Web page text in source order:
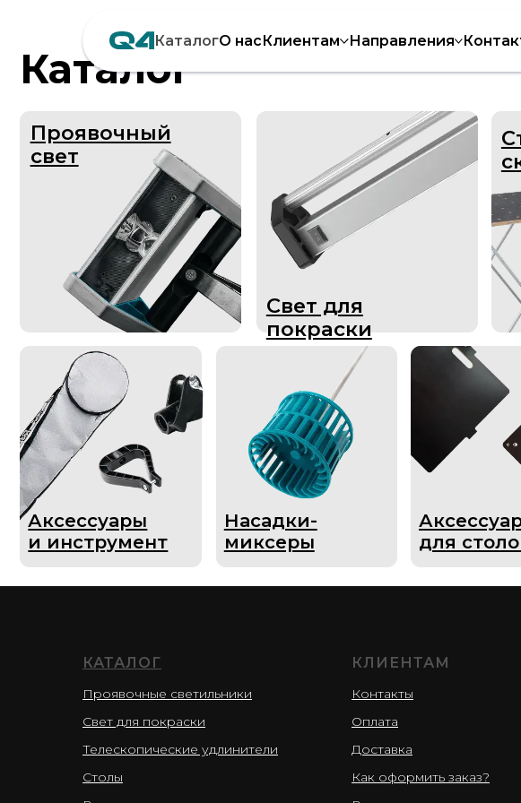
КаталогО насКлиентам Направления
Каталог
свет
Свет для
покраски
Столы
Аксессуары
и инструмент
Насадки-
миксеры
Аксессуары
КАТАЛОГ
Проявочные светильники
Свет для покраски
Телескопические удлинители
Столы
КЛИЕНТАМ
Контакты
Оплата
Доставка
Как оформить заказ?